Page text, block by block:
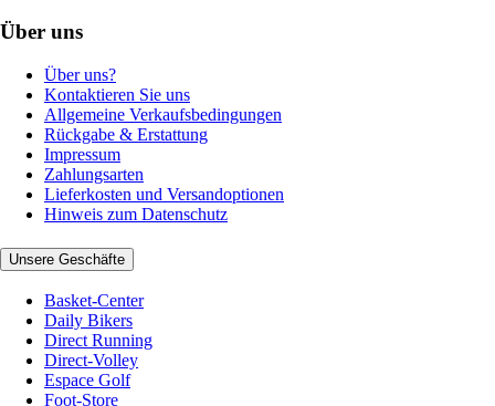
Über uns
Über uns?
Kontaktieren Sie uns
Allgemeine Verkaufsbedingungen
Rückgabe & Erstattung
Impressum
Zahlungsarten
Lieferkosten und Versandoptionen
Hinweis zum Datenschutz
Unsere Geschäfte
Basket-Center
Daily Bikers
Direct Running
Direct-Volley
Espace Golf
Foot-Store